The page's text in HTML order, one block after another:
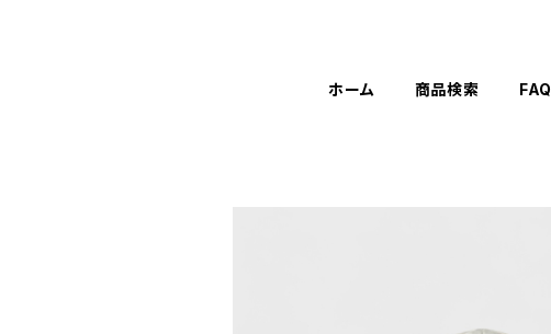
ホーム 商品検索 FAQ